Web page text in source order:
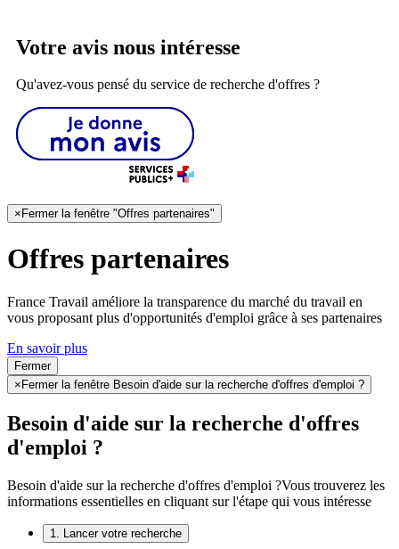
Votre avis nous intéresse
Qu'avez-vous pensé du service de recherche d'offres ?
× Fermer la fenêtre "Offres partenaires"
Offres partenaires
France Travail améliore la transparence du marché du travail en
vous proposant plus d'opportunités d'emploi grâce à ses partenaires
En savoir plus
Fermer
× Fermer la fenêtre Besoin d'aide sur la recherche d'offres d'emploi ?
Besoin d'aide sur la recherche d'offres
d'emploi ?
Besoin d'aide sur la recherche d'offres d'emploi ?Vous trouverez les
informations essentielles en cliquant sur l'étape qui vous intéresse
1. Lancer votre recherche